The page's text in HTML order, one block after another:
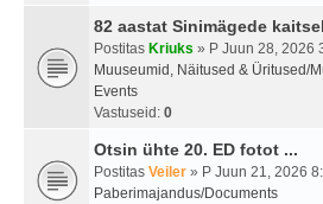
82 aastat Sinimägede
Postitas Kriuks » P Juun 28, 2026
Muuseumid, Näitused & Üritused/
Events
Vastuseid: 0
Otsin ühte 20. ED fotot ...
Postitas Veiler » P Juun 21, 2026
Paberimajandus/Documents